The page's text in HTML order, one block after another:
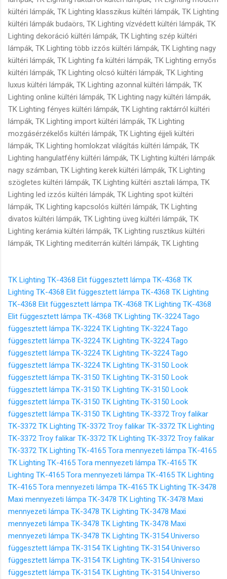
TK Lighting TK-4368 Elit függesztett lámpa TK-4368 TK
Lighting TK-4368 Elit függesztett lámpa TK-4368 TK Lighting
TK-4368 Elit függesztett lámpa TK-4368 TK Lighting TK-4368
Elit függesztett lámpa TK-4368 TK Lighting TK-3224 Tago
függesztett lámpa TK-3224 TK Lighting TK-3224 Tago
függesztett lámpa TK-3224 TK Lighting TK-3224 Tago
függesztett lámpa TK-3224 TK Lighting TK-3224 Tago
függesztett lámpa TK-3224 TK Lighting TK-3150 Look
függesztett lámpa TK-3150 TK Lighting TK-3150 Look
függesztett lámpa TK-3150 TK Lighting TK-3150 Look
függesztett lámpa TK-3150 TK Lighting TK-3150 Look
függesztett lámpa TK-3150 TK Lighting TK-3372 Troy falikar
TK-3372 TK Lighting TK-3372 Troy falikar TK-3372 TK Lighting
TK-3372 Troy falikar TK-3372 TK Lighting TK-3372 Troy falikar
TK-3372 TK Lighting TK-4165 Tora mennyezeti lámpa TK-4165
TK Lighting TK-4165 Tora mennyezeti lámpa TK-4165 TK
Lighting TK-4165 Tora mennyezeti lámpa TK-4165 TK Lighting
TK-4165 Tora mennyezeti lámpa TK-4165 TK Lighting TK-3478
Maxi mennyezeti lámpa TK-3478 TK Lighting TK-3478 Maxi
mennyezeti lámpa TK-3478 TK Lighting TK-3478 Maxi
mennyezeti lámpa TK-3478 TK Lighting TK-3478 Maxi
mennyezeti lámpa TK-3478 TK Lighting TK-3154 Universo
függesztett lámpa TK-3154 TK Lighting TK-3154 Universo
függesztett lámpa TK-3154 TK Lighting TK-3154 Universo
függesztett lámpa TK-3154 TK Lighting TK-3154 Universo